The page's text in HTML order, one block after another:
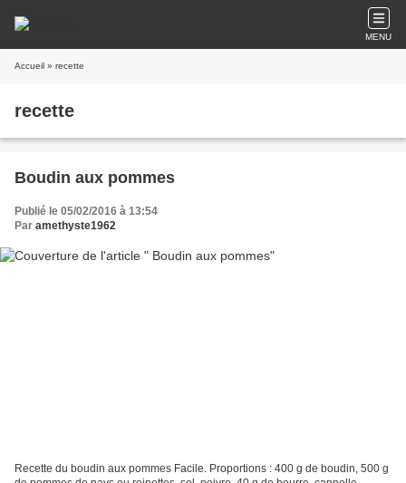
MENU
Accueil » recette
recette
Boudin aux pommes
Publié le 05/02/2016 à 13:54
Par amethyste1962
Recette du boudin aux pommes Facile. Proportions : 400 g de boudin, 500 g